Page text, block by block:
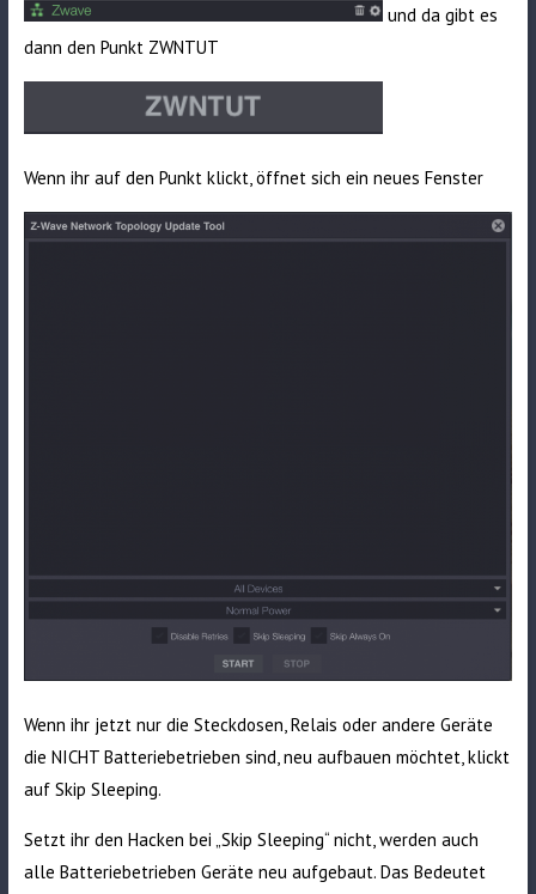
und da gibt es
dann den Punkt ZWNTUT
Wenn ihr auf den Punkt klickt, öffnet sich ein neues Fenster
Wenn ihr jetzt nur die Steckdosen, Relais oder andere Geräte
die NICHT Batteriebetrieben sind, neu aufbauen möchtet, klickt
auf Skip Sleeping.
Setzt ihr den Hacken bei „Skip Sleeping“ nicht, werden auch
alle Batteriebetrieben Geräte neu aufgebaut. Das Bedeutet